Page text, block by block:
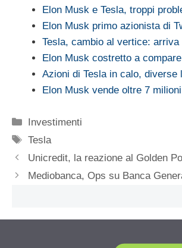
Elon Musk e Tesla, troppi
Elon Musk primo azionista di
Tesla, cambio al vertice: arriva
Elon Musk costretto a
Azioni di Tesla in calo, diverse
Elon Musk vende oltre 7
Categorie
Investimenti
Tag
Tesla
Unicredit, la reazione al Golden
Mediobanca, Ops su Banca